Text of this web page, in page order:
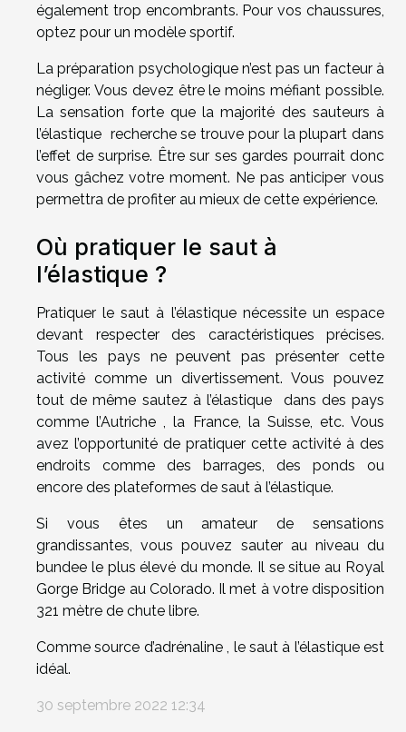
également trop encombrants. Pour vos chaussures,
optez pour un modèle sportif.
La préparation psychologique n’est pas un facteur à
négliger. Vous devez être le moins méfiant possible.
La sensation forte que la majorité des sauteurs à
l’élastique recherche se trouve pour la plupart dans
l’effet de surprise. Être sur ses gardes pourrait donc
vous gâchez votre moment. Ne pas anticiper vous
permettra de profiter au mieux de cette expérience.
Où pratiquer le saut à
l’élastique ?
Pratiquer le saut à l’élastique nécessite un espace
devant respecter des caractéristiques précises.
Tous les pays ne peuvent pas présenter cette
activité comme un divertissement. Vous pouvez
tout de même sautez à l’élastique dans des pays
comme l’Autriche , la France, la Suisse, etc. Vous
avez l’opportunité de pratiquer cette activité à des
endroits comme des barrages, des ponds ou
encore des plateformes de saut à l’élastique.
Si vous êtes un amateur de sensations
grandissantes, vous pouvez sauter au niveau du
bundee le plus élevé du monde. Il se situe au Royal
Gorge Bridge au Colorado. Il met à votre disposition
321 mètre de chute libre.
Comme source d’adrénaline , le saut à l’élastique est
idéal.
30 septembre 2022 12:34